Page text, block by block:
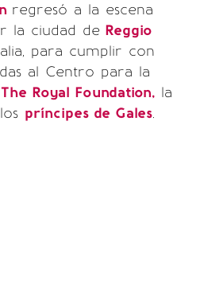
regresó a la escena
la ciudad de Reggio
para cumplir con
al Centro para la
The Royal Foundation, la
príncipes de Gales.